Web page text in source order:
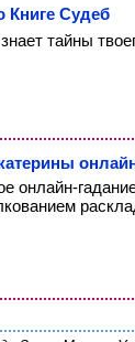
Книге Судеб
тайны
онлайн-